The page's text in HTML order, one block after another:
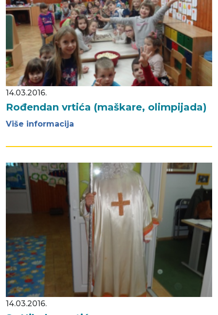
14.03.2016.
Rođendan vrtića (maškare, olimpijada)
Više informacija
14.03.2016.